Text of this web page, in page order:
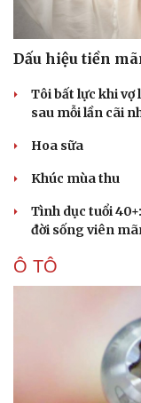
Cải chính
Dấu hiệu tiền
Tôi bất lực khi
sau mỗi lần cãi
Hoa sữa
Khúc mùa thu
Tình dục tuổi
đời sống viên
Ô TÔ